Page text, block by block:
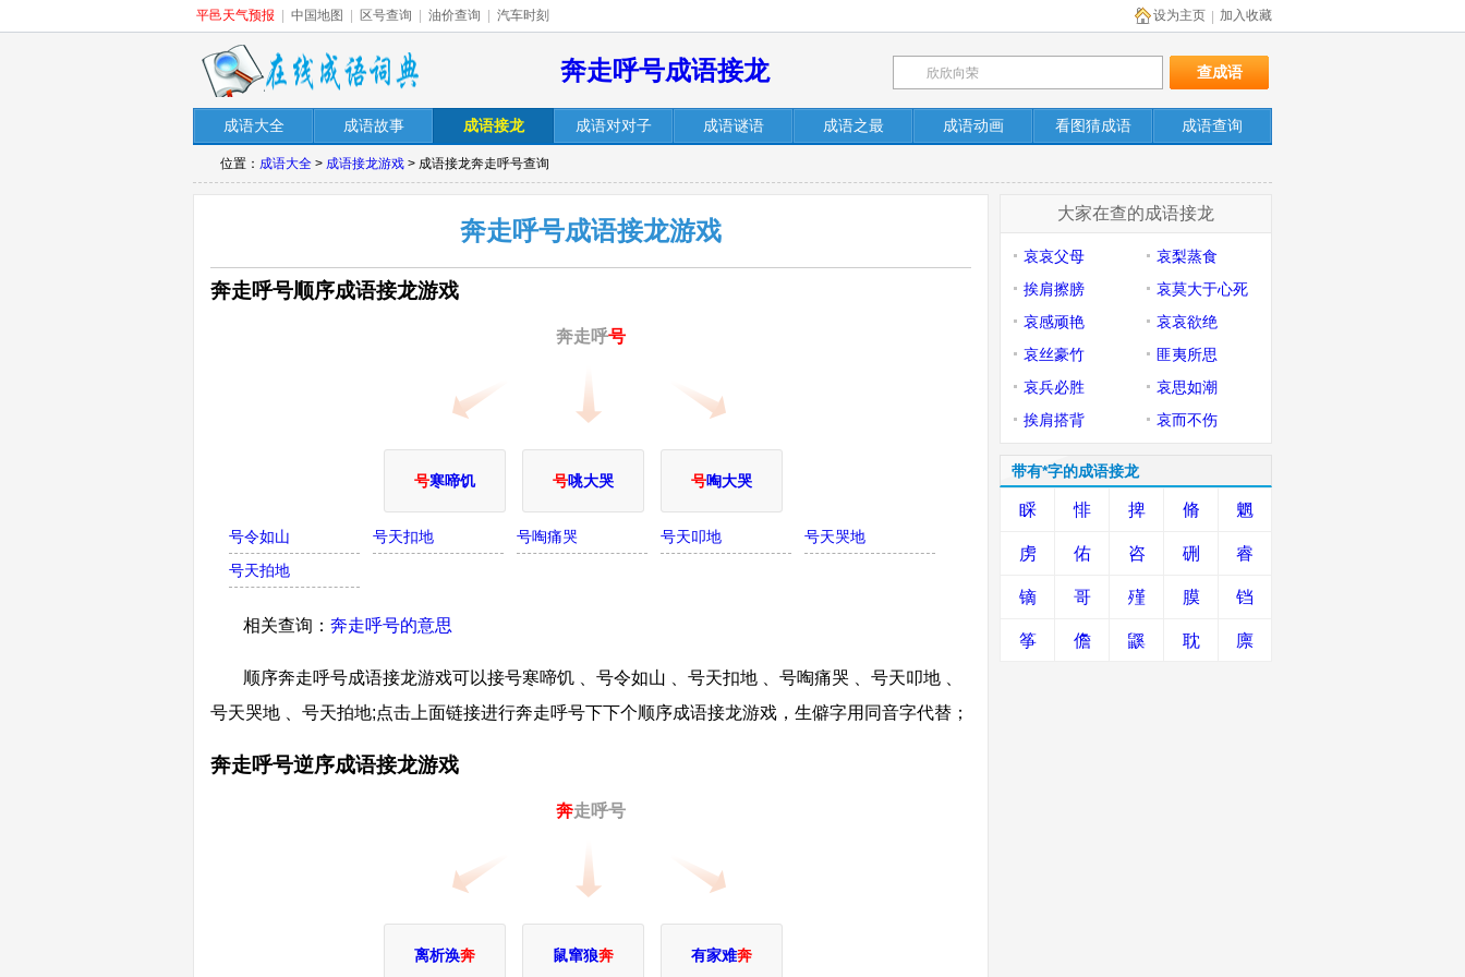
平邑天气预报 中国地图 区号查询 油价查询 汽车时刻 加入收藏
设为主页
奔走呼号成语接龙
成语大全 成语故事 成语接龙 成语对对子 成语谜语 成语之最 成语动画 看图猜成语 成语查询
位置： 成语大全 > 成语接龙游戏 > 成语接龙奔走呼号查询
奔走呼号成语接龙游戏
奔走呼号顺序成语接龙游戏
奔走呼号
号寒啼饥 号咷大哭 号啕大哭
号令如山 号天扣地 号啕痛哭 号天叩地
号天哭地
号天拍地
相关查询： 奔走呼号的意思
顺序奔走呼号成语接龙游戏可以接号寒啼饥 、号令如山 、号天扣地 、号啕痛哭 、号天叩地 、
号天哭地 、号天拍地;点击上面链接进行奔走呼号下下个顺序成语接龙游戏，生僻字用同音字代替；
奔走呼号逆序成语接龙游戏
奔走呼号
离析涣奔 鼠窜狼奔 有家难奔
大家在查的成语接龙
哀哀父母
哀梨蒸食
挨肩擦膀
哀莫大于心死
哀感顽艳
哀哀欲绝
哀丝豪竹
匪夷所思
哀兵必胜
哀思如潮
挨肩搭背
哀而不伤
带有*字的成语接龙
睬 悱 捭 脩 魍
虏 佑 咨 硎 睿
镝 哥 殣 膜 铛
筝 儋 鼷 耽 廪